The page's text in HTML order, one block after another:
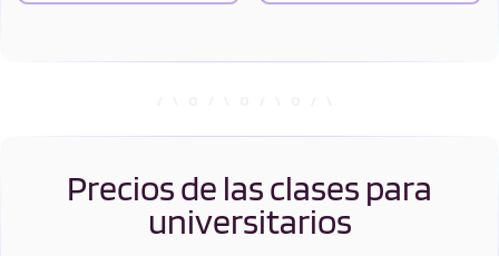
Precios de las clases para
universitarios